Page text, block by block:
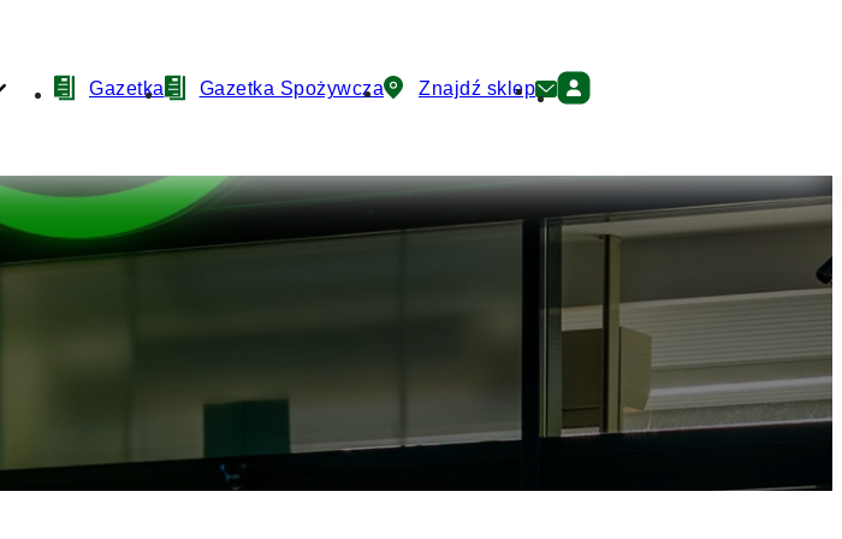
NawigacjaGazetka Gazetka Spożywcza Znajdź sklep